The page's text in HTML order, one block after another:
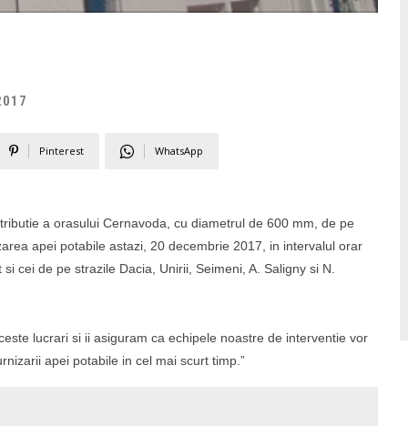
Pinterest WhatsApp
a orasului Cernavoda, cu diametrul de 600 mm, de pe
apei potabile astazi, 20 decembrie 2017, in intervalul orar
cei de pe strazile Dacia, Unirii, Seimeni, A. Saligny si N.
lucrari si ii asiguram ca echipele noastre de interventie vor
apei potabile in cel mai scurt timp.”